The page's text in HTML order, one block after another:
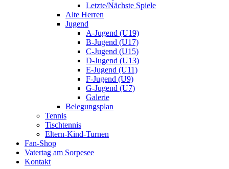
Letzte/Nächste Spiele
Alte Herren
Jugend
A-Jugend (U19)
B-Jugend (U17)
C-Jugend (U15)
D-Jugend (U13)
E-Jugend (U11)
F-Jugend (U9)
G-Jugend (U7)
Galerie
Belegungsplan
Tennis
Tischtennis
Eltern-Kind-Turnen
Fan-Shop
Vatertag am Sorpesee
Kontakt